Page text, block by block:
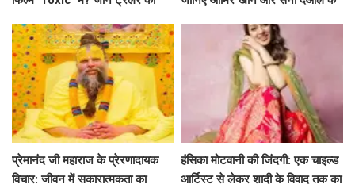
प्रेमानंद जी महाराज के प्रेरणादायक
विचार: जीवन में सकारात्मकता का
हंसिका मोटवानी की जिंदगी: एक चाइल्ड
आर्टिस्ट से लेकर शादी के विवाद तक का